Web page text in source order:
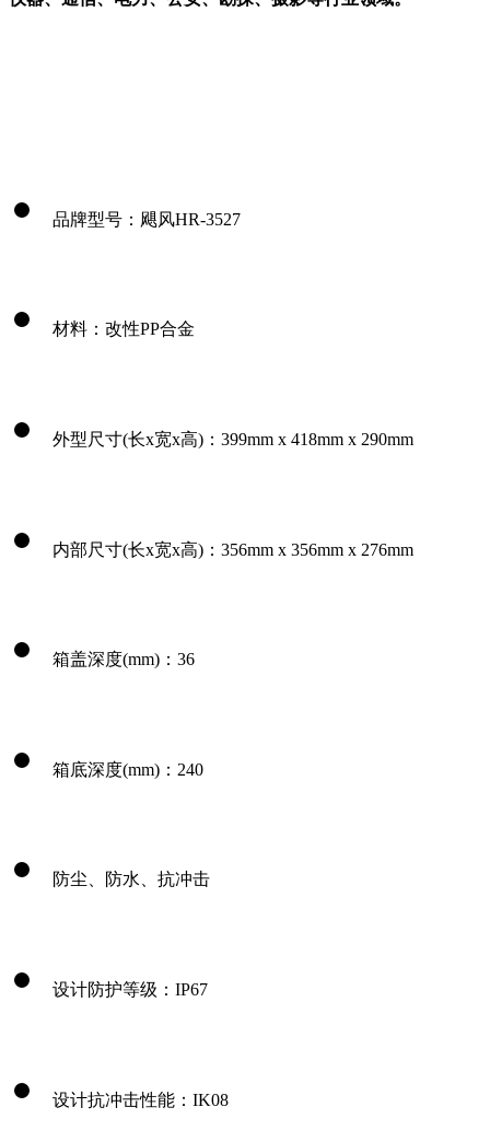
品牌型号：飓风HR-3527
材料：改性PP合金
外型尺寸(长x宽x高)：399mm x 418mm x 290mm
内部尺寸(长x宽x高)：356mm x 356mm x 276mm
箱盖深度(mm)：36
箱底深度(mm)：240
防尘、防水、抗冲击
设计防护等级：IP67
设计抗冲击性能：IK08